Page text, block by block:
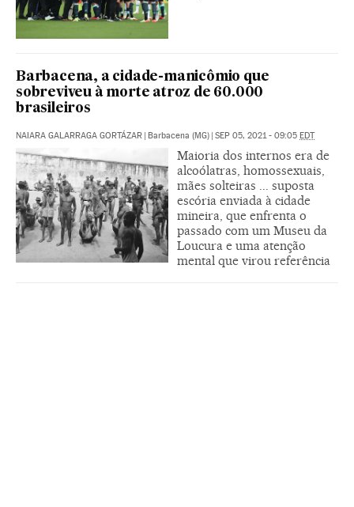
Barbacena, a cidade-manicômio que
sobreviveu à morte atroz de 60.000
brasileiros
NAIARA GALARRAGA GORTÁZAR | Barbacena (MG) | SEP 05, 2021 - 09:05 EDT
Maioria dos internos era de
alcoólatras, homossexuais,
mães solteiras ... suposta
escória enviada à cidade
mineira, que enfrenta o
passado com um Museu da
Loucura e uma atenção
mental que virou referência